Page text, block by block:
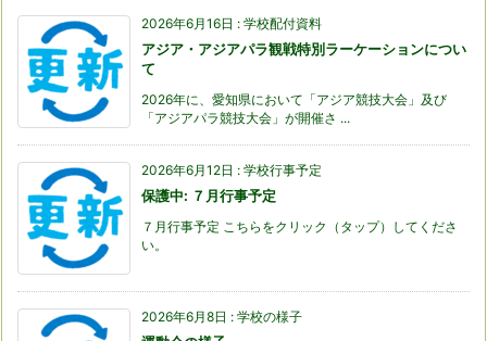
2026年6月16日 : 学校配付資料
アジア・アジアパラ観戦特別ラーケーションについ
て
2026年に、愛知県において「アジア競技大会」及び
「アジアパラ競技大会」が開催さ ...
2026年6月12日 : 学校行事予定
保護中: ７月行事予定
７月行事予定 こちらをクリック（タップ）してくださ
い。
2026年6月8日 : 学校の様子